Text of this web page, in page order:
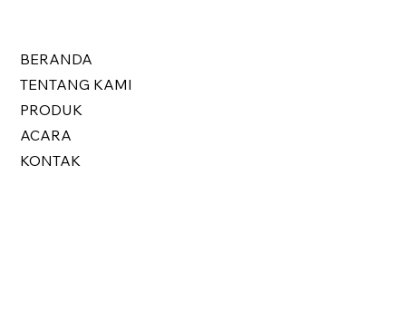
BERANDA
TENTANG KAMI
PRODUK
ACARA
KONTAK